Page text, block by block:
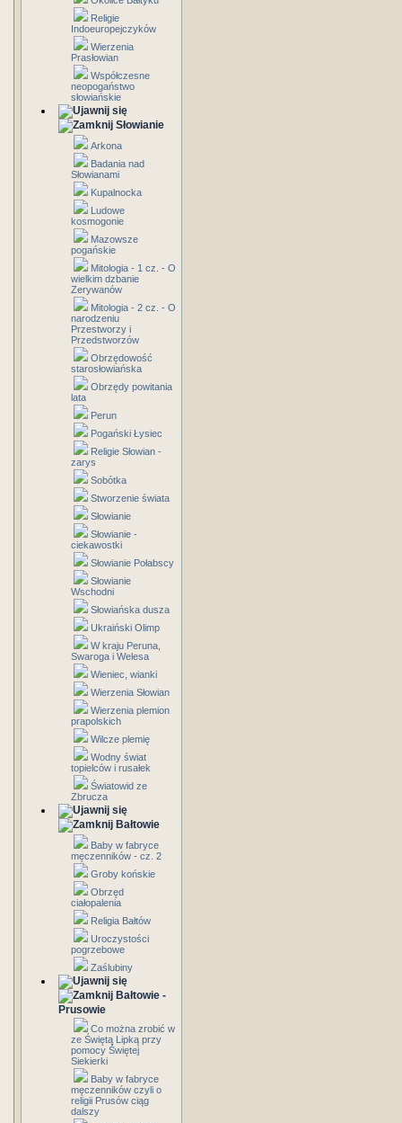
Religie
Indoeuropejczyków
Wierzenia
Prasłowian
Współczesne
neopogaństwo
słowiańskie
Słowianie
Arkona
Badania nad
Słowianami
Kupalnocka
Ludowe
kosmogonie
Mazowsze
pogańskie
Mitologia - 1 cz. - O
wielkim dzbanie
Zerywanów
Mitologia - 2 cz. - O
narodzeniu
Przestworzy i
Przedstworzów
Obrzędowość
starosłowiańska
Obrzędy powitania
lata
Perun
Pogański Łysiec
Religie Słowian -
zarys
Sobótka
Stworzenie świata
Słowianie
Słowianie -
ciekawostki
Słowianie Połabscy
Słowianie
Wschodni
Słowiańska dusza
Ukraiński Olimp
W kraju Peruna,
Swaroga i Welesa
Wieniec, wianki
Wierzenia Słowian
Wierzenia plemion
prapolskich
Wilcze plemię
Wodny świat
topielców i rusałek
Światowid ze
Zbrucza
Bałtowie
Baby w fabryce
męczenników - cz. 2
Groby końskie
Obrzęd
ciałopalenia
Religia Bałtów
Uroczystości
pogrzebowe
Zaślubiny
Bałtowie -
Prusowie
Co można zrobić w
ze Świętą Lipką przy
pomocy Świętej
Siekierki
Baby w fabryce
męczenników czyli o
religii Prusów ciąg
dalszy